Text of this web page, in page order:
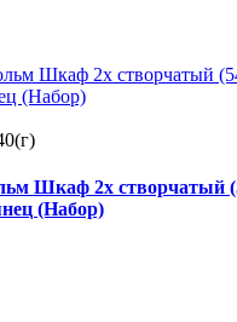
Шкаф 2х створчатый
(Набор)